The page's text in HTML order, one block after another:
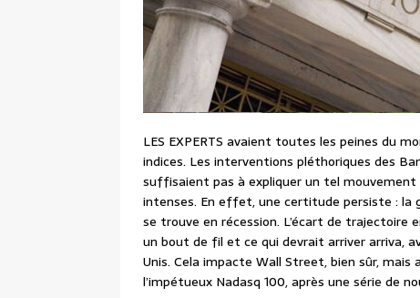
LES EXPERTS avaient toutes les peines du
indices. Les interventions pléthoriques des
suffisaient pas à expliquer un tel mouvement
intenses. En effet, une certitude persiste : la
se trouve en récession. L’écart de
un bout de fil et ce qui devrait arriver arriva,
Unis. Cela impacte Wall Street, bien sûr,
l’impétueux Nadasq 100, après une série de